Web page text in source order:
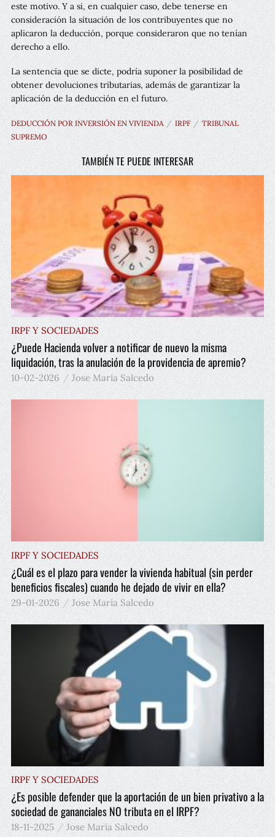
este motivo. Y a si, en cualquier caso, debe tenerse en
consideración la situación de los contribuyentes que no
aplicaron la deducción, porque consideraron que no tenían
derecho a ello.
La sentencia que se dicte, podría suponer la posibilidad de
obtener devoluciones tributarias, además de garantizar la
aplicación de la deducción en el futuro.
DEDUCCIÓN POR INVERSIÓN EN VIVIENDA IRPF
TRIBUNAL
SUPREMO
TAMBIÉN TE PUEDE INTERESAR
IRPF Y SOCIEDADES
¿Puede Hacienda volver a notificar de nuevo la misma
liquidación, tras la anulación de la providencia de apremio?
10-02-2026 Jose María Salcedo
IRPF Y SOCIEDADES
¿Cuál es el plazo para vender la vivienda habitual (sin perder
beneficios fiscales) cuando he dejado de vivir en ella?
29-01-2026 Jose María Salcedo
IRPF Y SOCIEDADES
¿Es posible defender que la aportación de un bien privativo a la
sociedad de gananciales NO tributa en el IRPF?
18-11-2025 Jose María Salcedo